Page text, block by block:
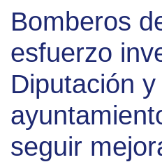
Bomberos
esfuerzo
Diputación y
seguir